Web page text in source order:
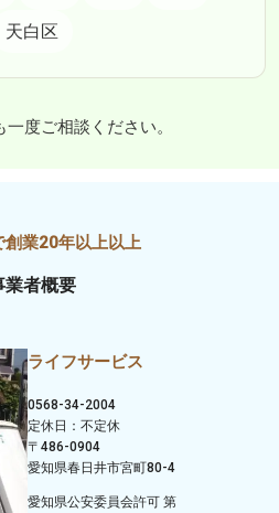
天白区
度ご相談ください。
業者概要
ライフサービス
0568-34-2004
定休日：不定休
〒486-0904
愛知県春日井市宮町80-4
愛知県公安委員会許可 第